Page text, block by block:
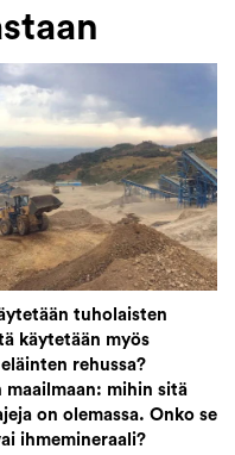
tuholaisten
käytetään myös
rehussa?
maailmaan: mihin sitä
on olemassa. Onko se
ihmemineraali?